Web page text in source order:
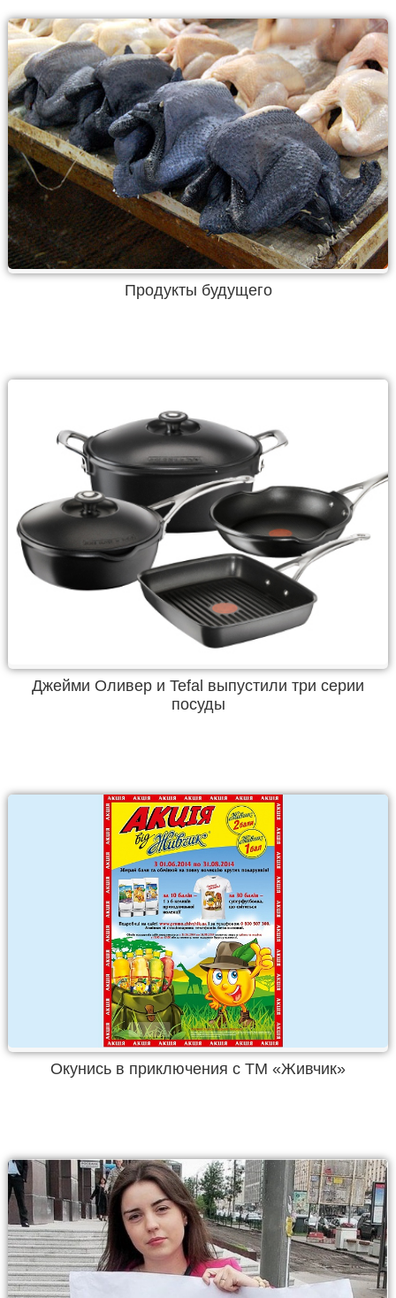
Продукты будущего
Джейми Оливер и Tefal выпустили три серии
посуды
Окунись в приключения с ТМ «Живчик»